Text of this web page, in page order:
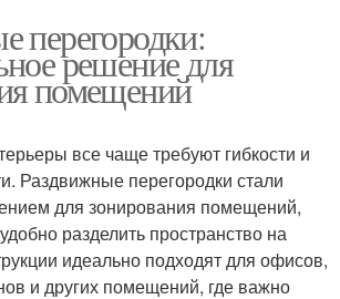
перегородки:
решение для
помещений
все чаще требуют гибкости и
Раздвижные перегородки стали
для зонирования помещений,
разделить пространство на
идеально подходят для офисов,
и других помещений, где важно